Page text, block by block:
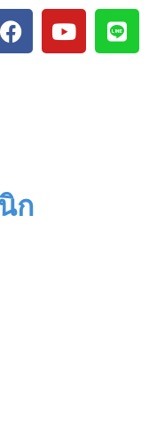
ก